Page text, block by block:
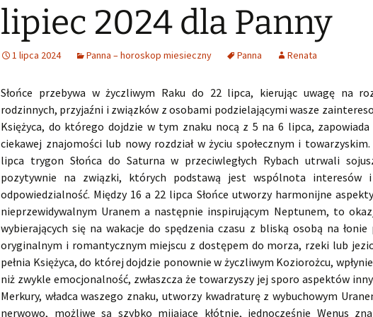
lipiec 2024 dla Panny
1 lipca 2024 Panna – horoskop miesieczny Panna Renata
Słońce przebywa w życzliwym Raku do 22 lipca, kierując uwagę na
rodzinnych, przyjaźni i związków z osobami podzielającymi wasze
Księżyca, do którego dojdzie w tym znaku nocą z 5 na 6 lipca, zapowiada
ciekawej znajomości lub nowy rozdział w życiu społecznym i
lipca trygon Słońca do Saturna w przeciwległych Rybach utrwali
pozytywnie na związki, których podstawą jest wspólnota interesów i
odpowiedzialność. Między 16 a 22 lipca Słońce utworzy harmonijne
nieprzewidywalnym Uranem a następnie inspirującym Neptunem, to
wybierających się na wakacje do spędzenia czasu z bliską osobą na łonie
oryginalnym i romantycznym miejscu z dostępem do morza, rzeki lub
pełnia Księżyca, do której dojdzie ponownie w życzliwym Koziorożcu,
niż zwykle emocjonalność, zwłaszcza że towarzyszy jej sporo aspektów
Merkury, władca waszego znaku, utworzy kwadraturę z wybuchowym
nerwowo, możliwe są szybko mijające kłótnie, jednocześnie Wenus